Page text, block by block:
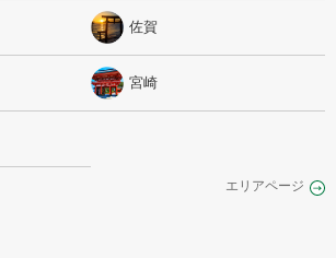
佐賀
宮崎
エリアページ